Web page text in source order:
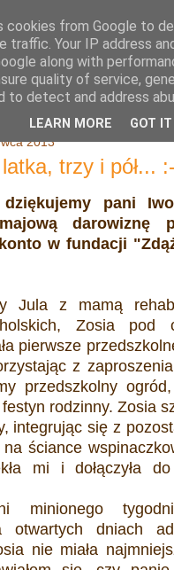
2013
trzy i pół...
dziękujemy pani
darowiznę
w fundacji
Jula z mamą
Zosia pod
pierwsze
z
przedszkolny
rodzinny. Zosia
integrując się z
na ściance
mi i dołączyła
minionego
otwartych dniach
nie miała
cookies from Google to
traffic. Your IP address
along with
quality of service,
to detect and address
LEARN MORE GOT IT